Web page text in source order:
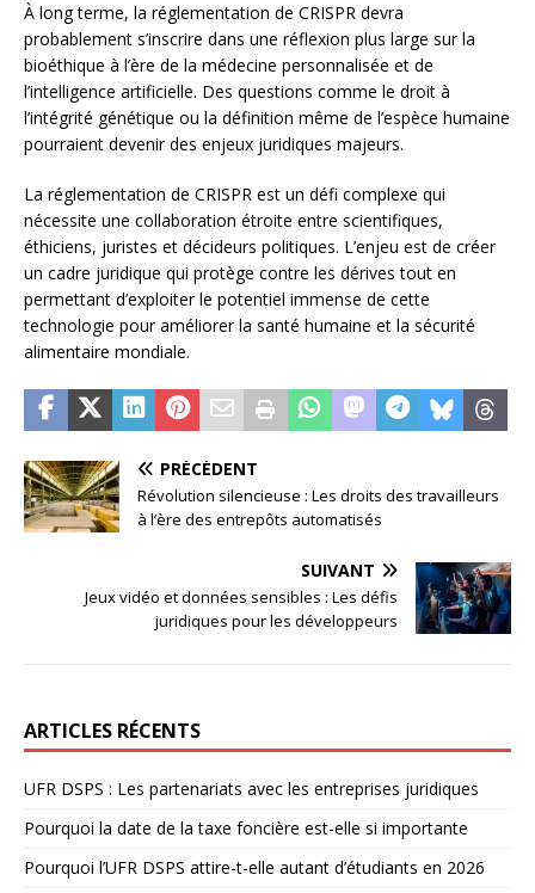
À long terme, la réglementation de CRISPR devra
probablement s’inscrire dans une réflexion plus large sur la
bioéthique à l’ère de la médecine personnalisée et de
l’intelligence artificielle. Des questions comme le droit à
l’intégrité génétique ou la définition même de l’espèce humaine
pourraient devenir des enjeux juridiques majeurs.
La réglementation de CRISPR est un défi complexe qui
nécessite une collaboration étroite entre scientifiques,
éthiciens, juristes et décideurs politiques. L’enjeu est de créer
un cadre juridique qui protège contre les dérives tout en
permettant d’exploiter le potentiel immense de cette
technologie pour améliorer la santé humaine et la sécurité
alimentaire mondiale.
PRÉCÉDENT
Révolution silencieuse : Les droits des travailleurs
à l’ère des entrepôts automatisés
SUIVANT
Jeux vidéo et données sensibles : Les défis
juridiques pour les développeurs
ARTICLES RÉCENTS
UFR DSPS : Les partenariats avec les entreprises juridiques
Pourquoi la date de la taxe foncière est-elle si importante
Pourquoi l’UFR DSPS attire-t-elle autant d’étudiants en 2026